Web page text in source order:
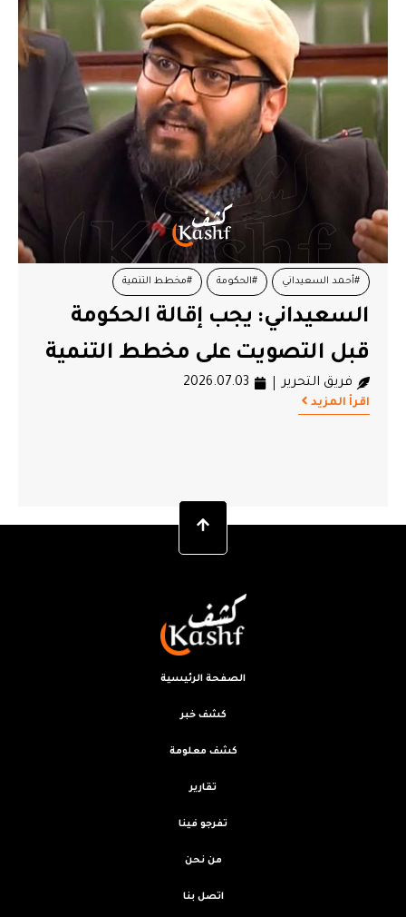
#أحمد السعيداني #الحكومة #مخطط التنمية
السعيداني: يجب إقالة الحكومة
قبل التصويت على مخطط التنمية
فريق التحرير 2026.07.03
اقرأ المزيد
الصفحة الرئيسية
كشف خبر
كشف معلومة
تقارير
تفرجو فينا
من نحن
اتصل بنا